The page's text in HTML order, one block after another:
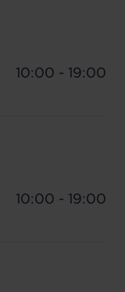
10:00 - 19:00
10:00 - 19:00